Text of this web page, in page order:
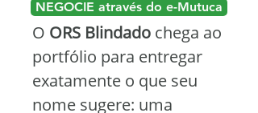
O ORS Blindado chega ao
portfólio para entregar
exatamente o que seu
nome sugere: uma
NEGOCIE através do e-Mutuca